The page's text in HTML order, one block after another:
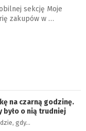
sekcję Moje
zakupów w …
na czarną godzinę.
było o nią trudniej
gdy…